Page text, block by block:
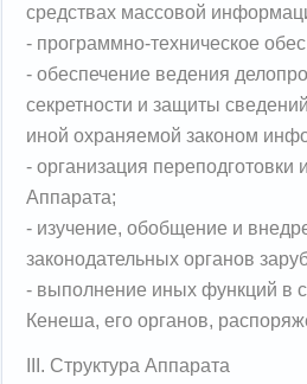
средствах массовой
- программно-техническое
- обеспечение ведения
секретности и защиты
иной охраняемой законом
- организация
Аппарата;
- изучение, обобщение и
законодательных органов
- выполнение иных функций в
Кенеша, его органов,
III. Структура Аппарата